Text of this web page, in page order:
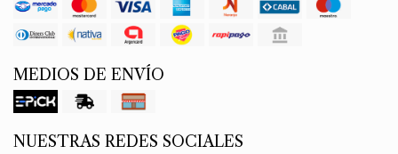
MEDIOS DE ENVÍO
NUESTRAS REDES SOCIALES